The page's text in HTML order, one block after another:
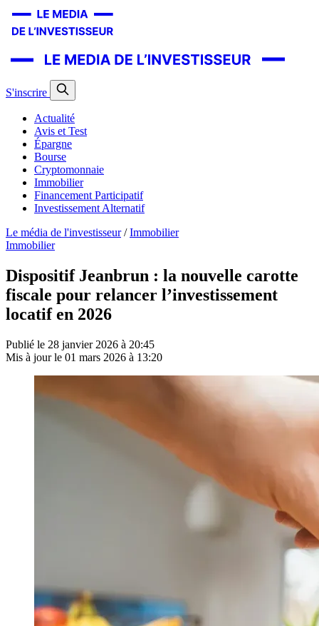
S'inscrire
Actualité
Avis et Test
Épargne
Bourse
Cryptomonnaie
Immobilier
Financement Participatif
Investissement Alternatif
Le média de l'investisseur / Immobilier
Immobilier
Dispositif Jeanbrun : la nouvelle carotte
fiscale pour relancer l’investissement
locatif en 2026
Publié le 28 janvier 2026 à 20:45
Mis à jour le 01 mars 2026 à 13:20